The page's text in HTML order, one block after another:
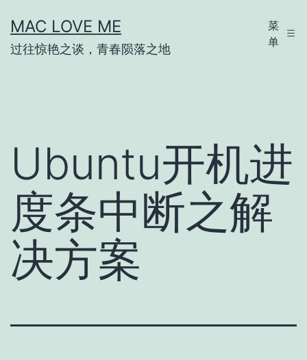
至
内
MAC LOVE ME
过往惊艳之谈，青春陨落之地
菜
单
Ubuntu开机进
度条中断之解
决方案